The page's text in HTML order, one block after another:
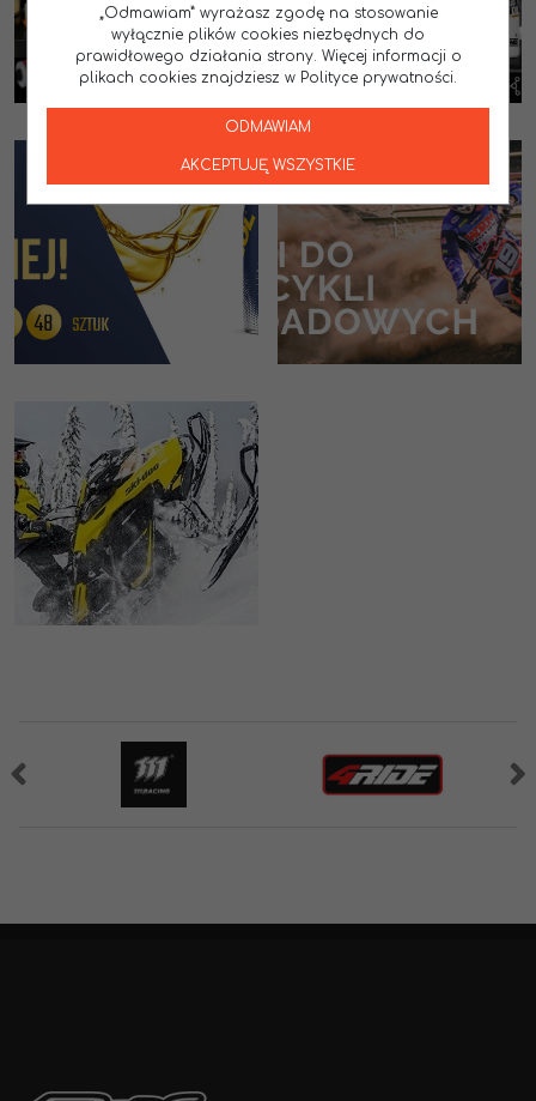
„Odmawiam” wyrażasz zgodę na stosowanie
wyłącznie plików cookies niezbędnych do
prawidłowego działania strony. Więcej informacji o
plikach cookies znajdziesz w Polityce prywatności.
ODMAWIAM
AKCEPTUJĘ WSZYSTKIE